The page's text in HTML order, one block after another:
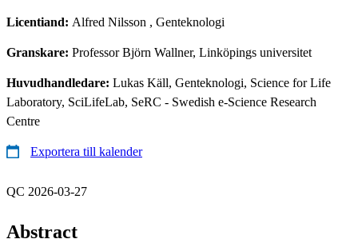
Licentiand: Alfred Nilsson , Genteknologi
Granskare: Professor Björn Wallner, Linköpings universitet
Huvudhandledare: Lukas Käll, Genteknologi, Science for Life
Laboratory, SciLifeLab, SeRC - Swedish e-Science Research
Centre
Exportera till kalender
QC 2026-03-27
Abstract